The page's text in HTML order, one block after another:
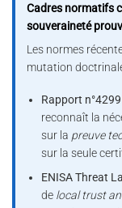
Cadres normatifs
souveraineté
Les normes
mutation
Rapport
reconnaît la
sur la preuve
sur la seule
ENISA Threat
de local trust